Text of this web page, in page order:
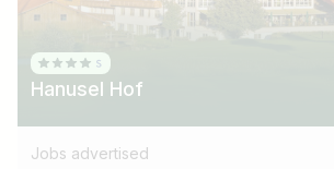
Hanusel Hof
Jobs advertised